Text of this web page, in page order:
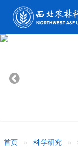
首页 科学研究